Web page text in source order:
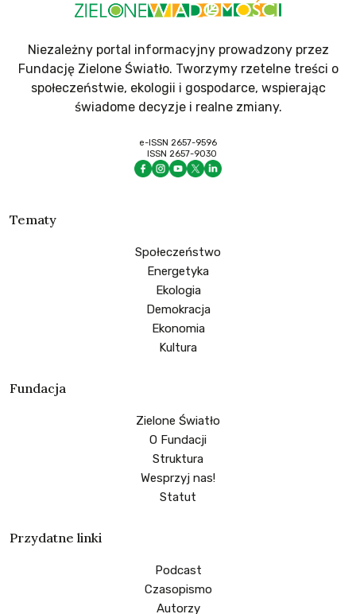
Niezależny portal informacyjny prowadzony przez
Fundację Zielone Światło. Tworzymy rzetelne treści o
społeczeństwie, ekologii i gospodarce, wspierając
świadome decyzje i realne zmiany.
e-ISSN 2657-9596
ISSN 2657-9030
Tematy
Społeczeństwo
Energetyka
Ekologia
Demokracja
Ekonomia
Kultura
Fundacja
Zielone Światło
O Fundacji
Struktura
Wesprzyj nas!
Statut
Przydatne linki
Podcast
Czasopismo
Autorzy